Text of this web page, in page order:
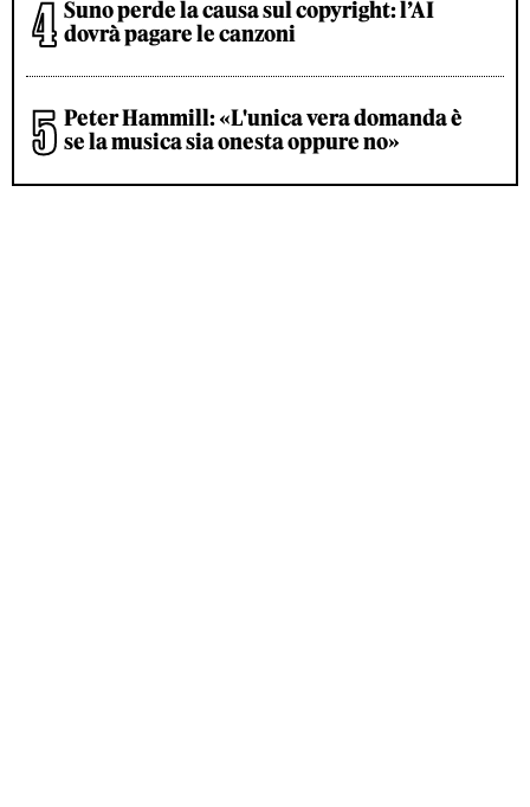
Suno perde la causa sul copyright: l’AI
dovrà pagare le canzoni
Peter Hammill: «L'unica vera domanda è
se la musica sia onesta oppure no»